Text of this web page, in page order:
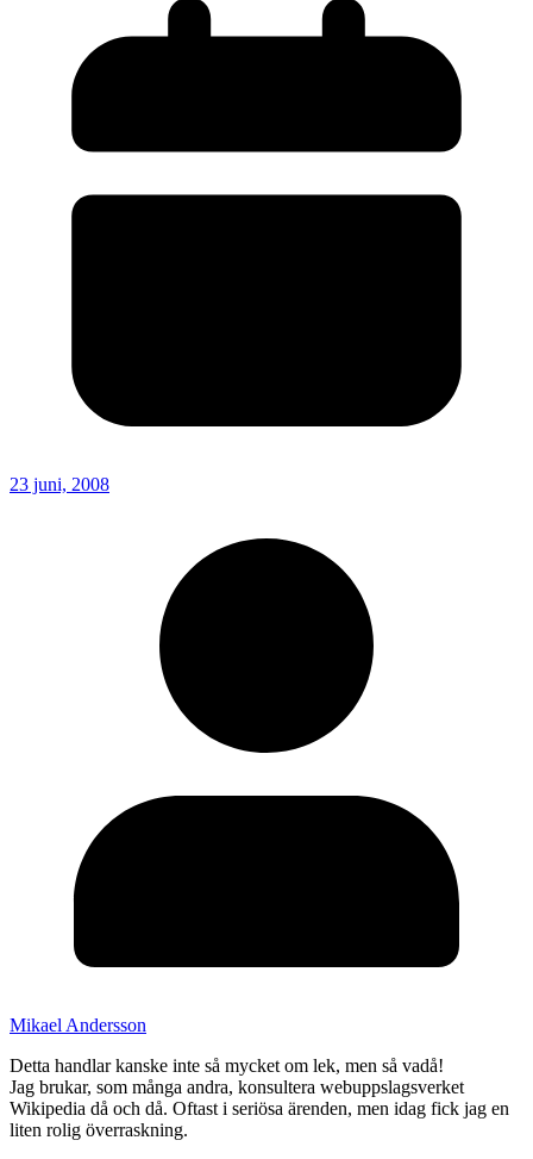
23 juni, 2008
Mikael Andersson
Detta handlar kanske inte så mycket om lek, men så vadå!
Jag brukar, som många andra, konsultera webuppslagsverket
Wikipedia då och då. Oftast i seriösa ärenden, men idag fick jag en
liten rolig överraskning.